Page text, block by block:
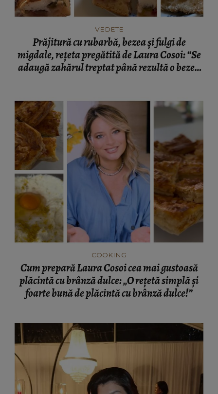
VEDETE
Prăjitură cu rubarbă, bezea și fulgi de
migdale, rețeta pregătită de Laura Cosoi: “Se
adaugă zahărul treptat până rezultă o bezea
COOKING
Cum prepară Laura Cosoi cea mai gustoasă
plăcintă cu brânză dulce: „O rețetă simplă și
foarte bună de plăcintă cu brânză dulce!”